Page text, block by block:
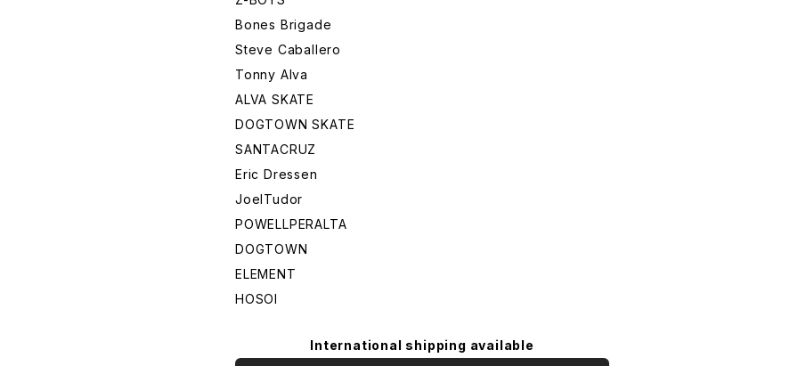
Bones Brigade
Steve Caballero
Tonny Alva
ALVA SKATE
DOGTOWN SKATE
SANTACRUZ
Eric Dressen
JoelTudor
POWELLPERALTA
DOGTOWN
ELEMENT
HOSOI
International shipping available